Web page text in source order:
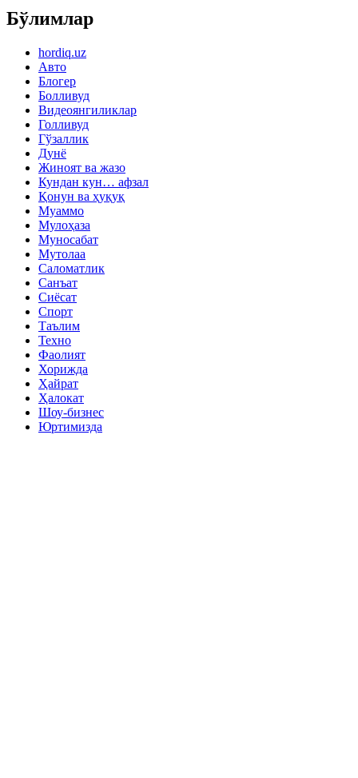
Бўлимлар
hordiq.uz
Авто
Блогер
Болливуд
Видеоянгиликлар
Голливуд
Гўзаллик
Дунё
Жиноят ва жазо
Кундан кун… афзал
Қонун ва ҳуқуқ
Муаммо
Мулоҳаза
Муносабат
Мутолаа
Саломатлик
Санъат
Сиёсат
Спорт
Таълим
Техно
Фаолият
Хорижда
Ҳайрат
Ҳалокат
Шоу-бизнес
Юртимизда